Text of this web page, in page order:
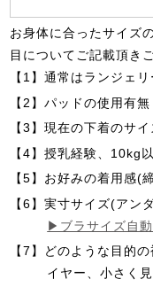
お身体に合ったサイズ
目についてご記載頂き
【1】通常はランジェ
【2】パッドの使用有無
【3】現在の下着のサイ
【4】授乳経験、10kg
【5】お好みの着用感(
【6】実寸サイズ(アン
▶ブラサイズ自
【7】どのような目的
イヤー、小さく